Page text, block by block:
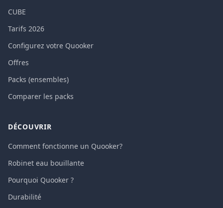
CUBE
Tarifs 2026
Configurez votre Quooker
Offres
Packs (ensembles)
Comparer les packs
DÉCOUVRIR
Comment fonctionne un Quooker?
Robinet eau bouillante
Pourquoi Quooker ?
Durabilité